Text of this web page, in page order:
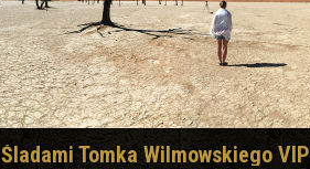
Śladami Tomka Wilmowskiego VIP